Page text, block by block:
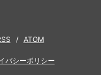
/ ATOM
バシーポリシー